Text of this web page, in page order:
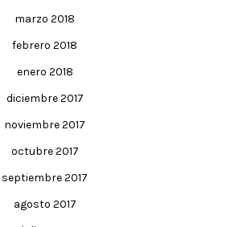
marzo 2018
febrero 2018
enero 2018
diciembre 2017
noviembre 2017
octubre 2017
septiembre 2017
agosto 2017